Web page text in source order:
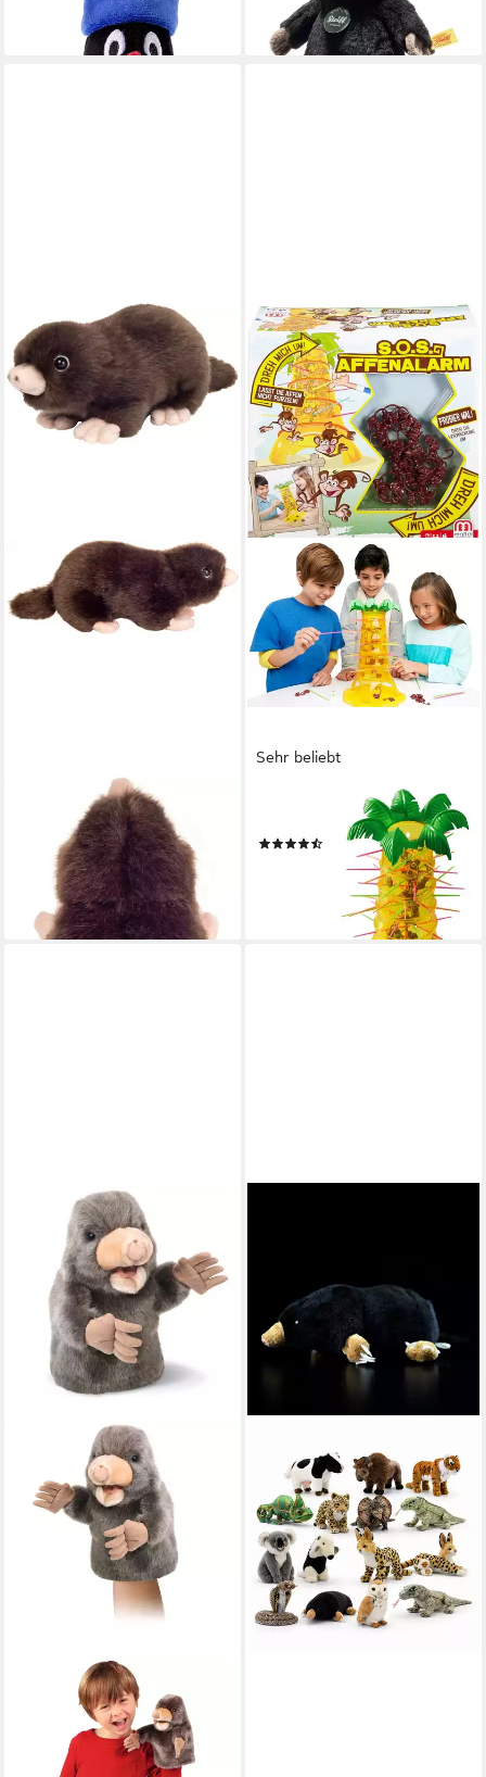
ab 8,99 €
lieferbar - in 6-8 Werktagen bei dir
TEDDY HERMANN®
Kuscheltier Maulwurf 17 cm
ab 13,99 €
lieferbar - in 2-3 Werktagen bei dir
Sehr beliebt
Spiel S.O.S Affenalarm
(241)
UVP25,99 €
lieferbar - in 1-2 Werktagen bei dir
FOLKMANIS HANDPUPPEN
Handpuppe Folkmanis
Handpuppe kleiner Maulwurf
3141 (Packung)
Plüschfigur Realistische Tier
Kuscheltiere – Realistische
und Weiche Plüschtiere
ab 29,99 €
lieferbar - in 6-8 Werktagen bei dir